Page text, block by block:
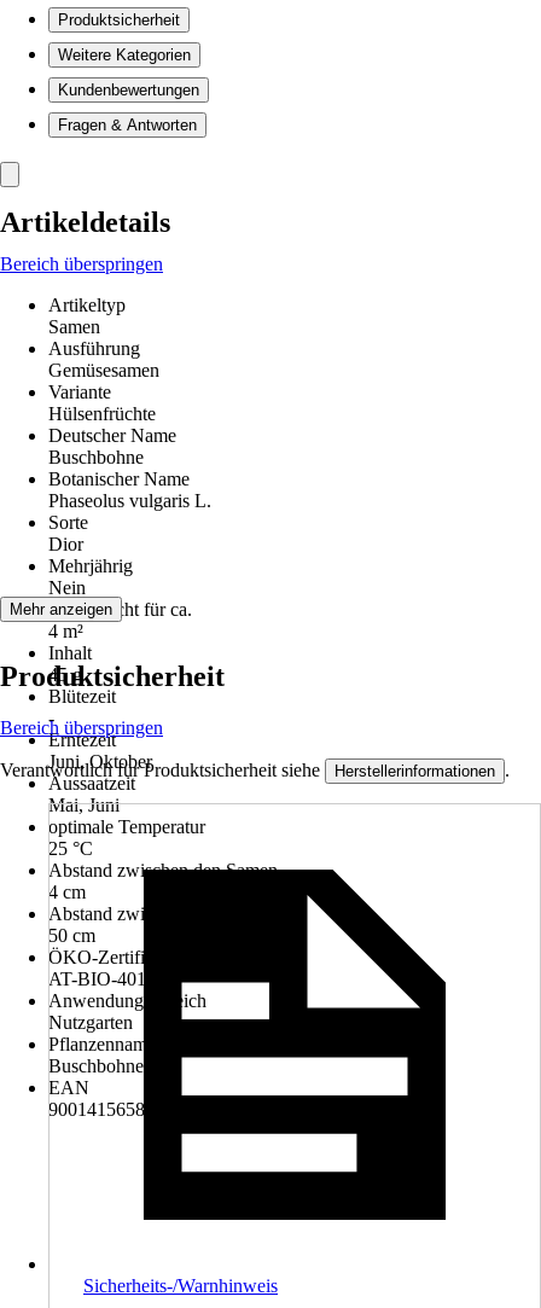
Produktsicherheit
Weitere Kategorien
Kundenbewertungen
Fragen & Antworten
Artikeldetails
Bereich überspringen
Artikeltyp
Samen
Ausführung
Gemüsesamen
Variante
Hülsenfrüchte
Deutscher Name
Buschbohne
Botanischer Name
Phaseolus vulgaris L.
Sorte
Dior
Mehrjährig
Nein
Inhalt reicht für ca.
4 m²
Inhalt
45 g
Blütezeit
-
Erntezeit
Juni, Oktober
Aussaatzeit
Mai, Juni
optimale Temperatur
25 °C
Abstand zwischen den Samen
4 cm
Abstand zwischen der Reihe
50 cm
ÖKO-Zertifiziert
AT-BIO-401
Anwendungsbereich
Nutzgarten
Pflanzenname
Buschbohnen
EAN
9001415658207
Mehr anzeigen
Produktsicherheit
Bereich überspringen
Verantwortlich für Produktsicherheit siehe Herstellerinformationen .
Sicherheits-/Warnhinweis